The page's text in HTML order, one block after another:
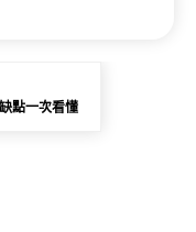
點一次看懂